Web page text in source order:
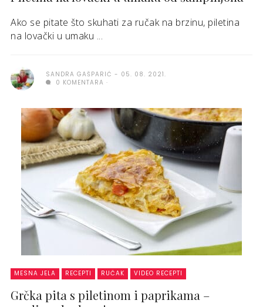
Ako se pitate što skuhati za ručak na brzinu, piletina
na lovački u umaku ...
SANDRA GAŠPARIĆ
05. 08. 2021.
0 KOMENTARA
MESNA JELA RECEPTI RUČAK VIDEO RECEPTI
Grčka pita s piletinom i paprikama –